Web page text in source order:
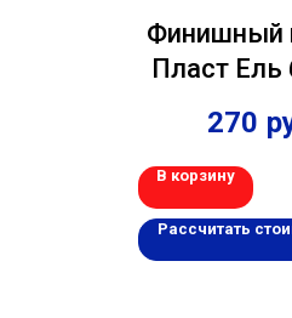
Финишный
Пласт Ель
270
В корзину
Рассчитать